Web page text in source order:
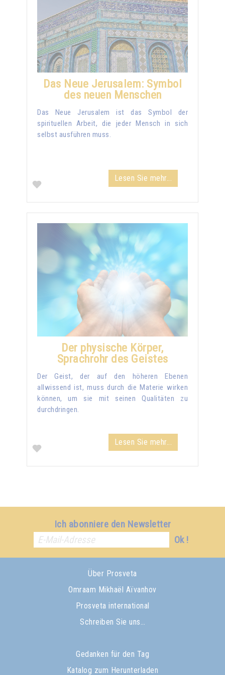
Das Neue Jerusalem: Symbol
des neuen Menschen
Das Neue Jerusalem ist das Symbol der
spirituellen Arbeit, die jeder Mensch in sich
selbst ausführen muss.
Lesen Sie mehr...
Der physische Körper,
Sprachrohr des Geistes
Der Geist, der auf den höheren Ebenen
allwissend ist, muss durch die Materie wirken
können, um sie mit seinen Qualitäten zu
durchdringen.
Lesen Sie mehr...
Ich abonniere den Newsletter
Ok !
Über Prosveta
Omraam Mikhaël Aïvanhov
Prosveta international
Schreiben Sie uns…
Gedanken für den Tag
Katalog zum Herunterladen